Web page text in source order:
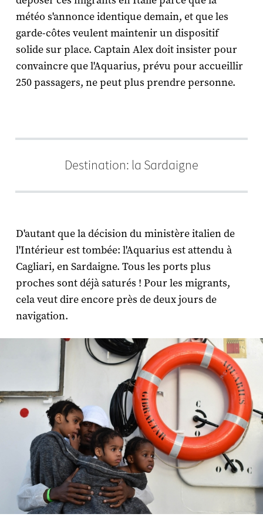
météo s'annonce identique demain, et que les
garde-côtes veulent maintenir un dispositif
solide sur place. Captain Alexdoit insister pour
convaincre que l'Aquarius, prévu pour accueillir
250 passagers, ne peut plus prendre personne.
Destination: la Sardaigne
D'autant que la décision du ministère italien de
l'Intérieur est tombée: l'Aquarius est attendu à
Cagliari, en Sardaigne. Tous les ports plus
proches sont déjà saturés ! Pour les migrants,
cela veut dire encore près de deux jours de
navigation.